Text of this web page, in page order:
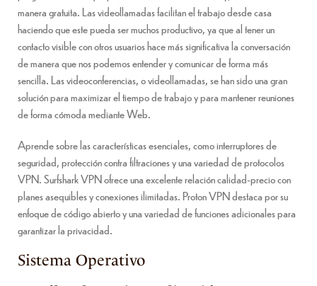
manera gratuita. Las videollamadas facilitan el trabajo desde casa
haciendo que este pueda ser muchos productivo, ya que al tener un
contacto visible con otros usuarios hace más significativa la conversación
de manera que nos podemos entender y comunicar de forma más
sencilla. Las videoconferencias, o videollamadas, se han sido una gran
solución para maximizar el tiempo de trabajo y para mantener reuniones
de forma cómoda mediante Web.
Aprende sobre las características esenciales, como interruptores de
seguridad, protección contra filtraciones y una variedad de protocolos
VPN. Surfshark VPN ofrece una excelente relación calidad-precio con
planes asequibles y conexiones ilimitadas. Proton VPN destaca por su
enfoque de código abierto y una variedad de funciones adicionales para
garantizar la privacidad.
Sistema Operativo